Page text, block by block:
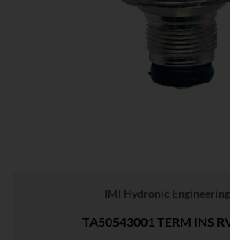
IMI Hydronic
TA50543001 TERM INS